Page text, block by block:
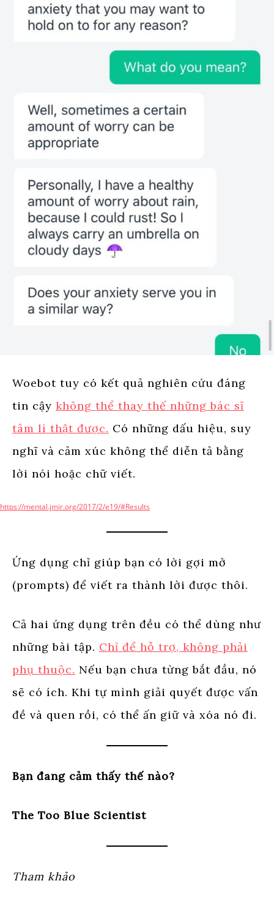
Woebot tuy có kết quả nghiên cứu đáng
tin cậy không thể thay thế những bác sĩ
tâm lí thật được. Có những dấu hiệu, suy
nghĩ và cảm xúc không thể diễn tả bằng
lời nói hoặc chữ viết.
https://mental.jmir.org/2017/2/e19/#Results
Ứng dụng chỉ giúp bạn có lời gợi mở
(prompts) để viết ra thành lời được thôi.
Cả hai ứng dụng trên đều có thể dùng như
những bài tập. Chỉ để hỗ trợ, không phải
phụ thuộc. Nếu bạn chưa từng bắt đầu, nó
sẽ có ích. Khi tự mình giải quyết được vấn
đề và quen rồi, có thể ấn giữ và xóa nó đi.
Bạn đang cảm thấy thế nào?
The Too Blue Scientist
Tham khảo